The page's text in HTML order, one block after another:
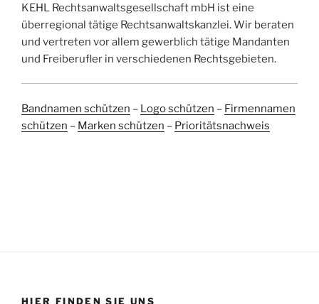
KEHL Rechtsanwaltsgesellschaft mbH ist eine
überregional tätige Rechtsanwaltskanzlei. Wir beraten
und vertreten vor allem gewerblich tätige Mandanten
und Freiberufler in verschiedenen Rechtsgebieten.
Bandnamen schützen – Logo schützen – Firmennamen
schützen – Marken schützen – Prioritätsnachweis
HIER FINDEN SIE UNS